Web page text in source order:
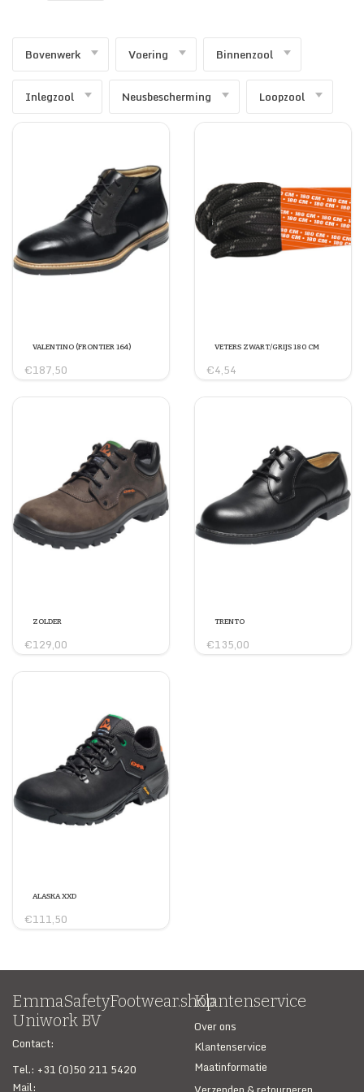
Bovenwerk Voering Binnenzool
Inlegzool Neusbescherming Loopzool
VALENTINO (FRONTIER 164)
€187,50
VETERS ZWART/GRIJS 180 CM
€4,54
ZOLDER
€129,00
TRENTO
€135,00
ALASKA XXD
€111,50
EmmaSafetyFootwear.shop
Uniwork BV
Contact:
Tel.: +31 (0)50 211 5420
Mail:
Klantenservice
Over ons
Klantenservice
Maatinformatie